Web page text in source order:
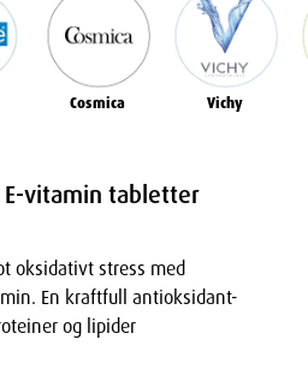
Cosmica Vichy
E-vitamin tabletter
oksidativt stress med
En kraftfull antioksidant-
og lipider